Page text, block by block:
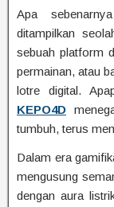
Apa
ditampilkan
sebuah platform
permainan, atau
lotre digital.
KEPO4D
tumbuh, terus
Dalam era
mengusung
dengan aura